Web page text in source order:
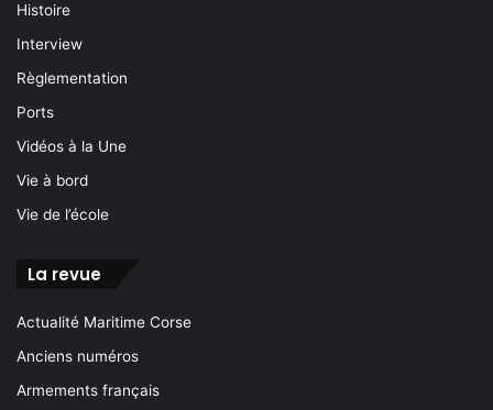
Histoire
Interview
Règlementation
Ports
Vidéos à la Une
Vie à bord
Vie de l’école
La revue
Actualité Maritime Corse
Anciens numéros
Armements français